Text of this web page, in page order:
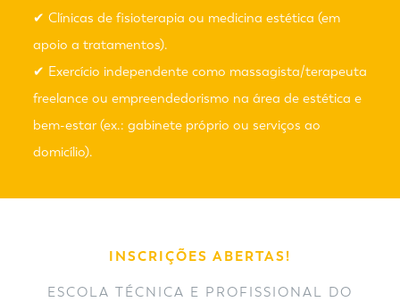
✔ Clínicas de fisioterapia ou medicina estética (em
apoio a tratamentos).
✔ Exercício independente como massagista/terapeuta
freelance ou empreendedorismo na área de estética e
bem-estar (ex.: gabinete próprio ou serviços ao
domicílio).
INSCRIÇÕES ABERTAS!
ESCOLA TÉCNICA E PROFISSIONAL DO